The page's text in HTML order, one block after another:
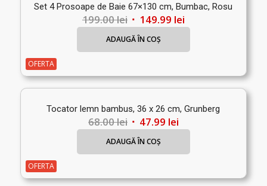
Set 4 Prosoape de Baie 67×130 cm, Bumbac, Rosu
199.00lei Prețul
inițial
199.00 lei.
149.99 leiPrețul
curent
este:
ADAUGĂ ÎN COȘ
OFERTA
Tocator lemn bambus, 36 x 26 cm, Grunberg
68.00lei Prețul
inițial
68.00 lei.
47.99 leiPrețul
curent
este:
ADAUGĂ ÎN COȘ
OFERTA